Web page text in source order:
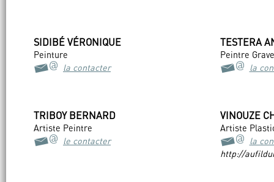
SIDIBÉ VÉRONIQUE
Peinture
la contacter
TESTERA
Peintre
la
TRIBOY BERNARD
Artiste Peintre
le contacter
VINOUZE
Artiste
la
http://